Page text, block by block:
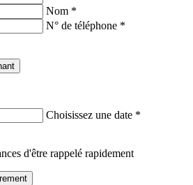
Nom *
N° de téléphone *
Choisissez une date *
d'être rappelé rapidement